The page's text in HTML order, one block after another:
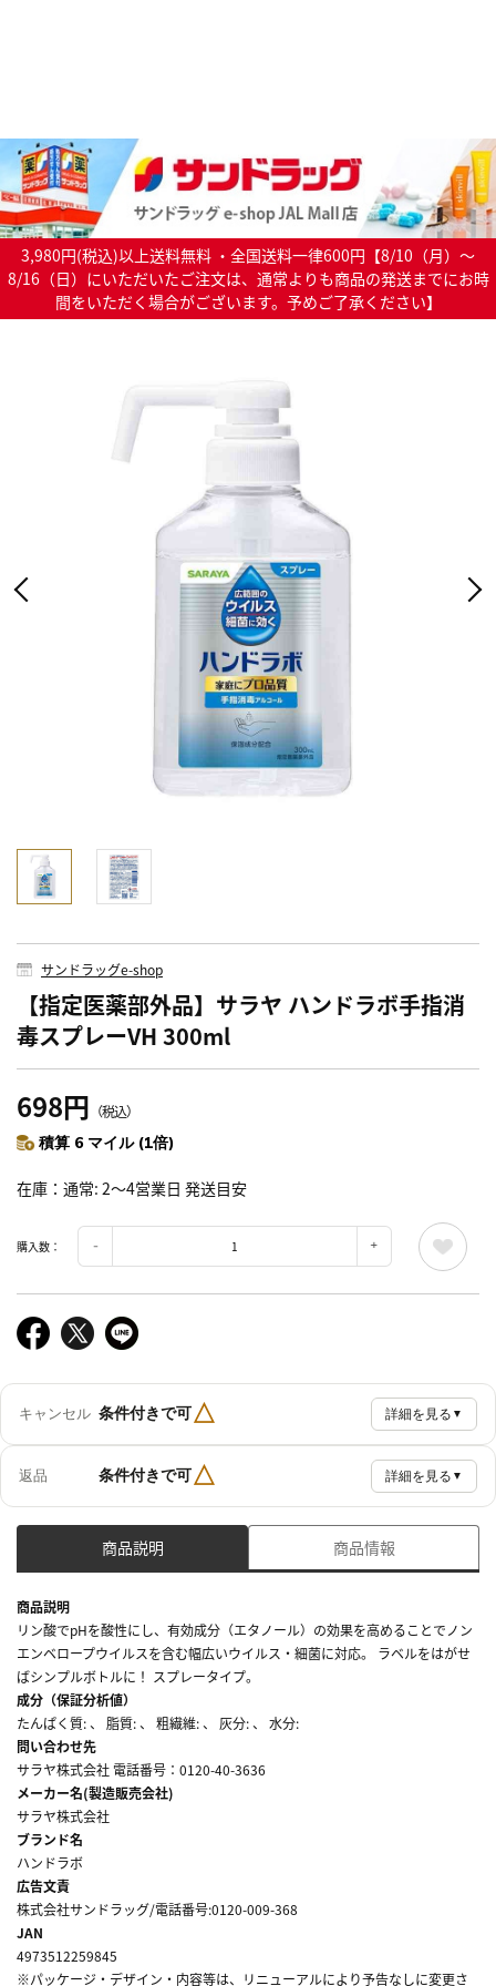
3,980円(税込)以上送料無料 ・全国送料一律600円【8/10（月）～
8/16（日）にいただいたご注文は、通常よりも商品の発送までにお時
間をいただく場合がございます。予めご了承ください】
サンドラッグe-shop
【指定医薬部外品】サラヤ ハンドラボ手指消
毒スプレーVH 300ml
698円 （税込）
積算 6 マイル (1倍)
在庫 通常: 2～4営業日 発送目安
購入数：
キャンセル 条件付きで可△ 詳細を見る ▼
返品 条件付きで可△ 詳細を見る ▼
商品説明 商品情報
商品説明
リン酸でpHを酸性にし、有効成分（エタノール）の効果を高めることでノン
エンベロープウイルスを含む幅広いウイルス・細菌に対応。 ラベルをはがせ
ばシンプルボトルに！ スプレータイプ。
成分（保証分析値）
たんぱく質: 、 脂質: 、 粗繊維: 、 灰分: 、 水分:
問い合わせ先
サラヤ株式会社 電話番号：0120-40-3636
メーカー名(製造販売会社)
サラヤ株式会社
ブランド名
ハンドラボ
広告文責
株式会社サンドラッグ/電話番号:0120-009-368
JAN
4973512259845
※パッケージ・デザイン・内容等は、リニューアルにより予告なしに変更さ